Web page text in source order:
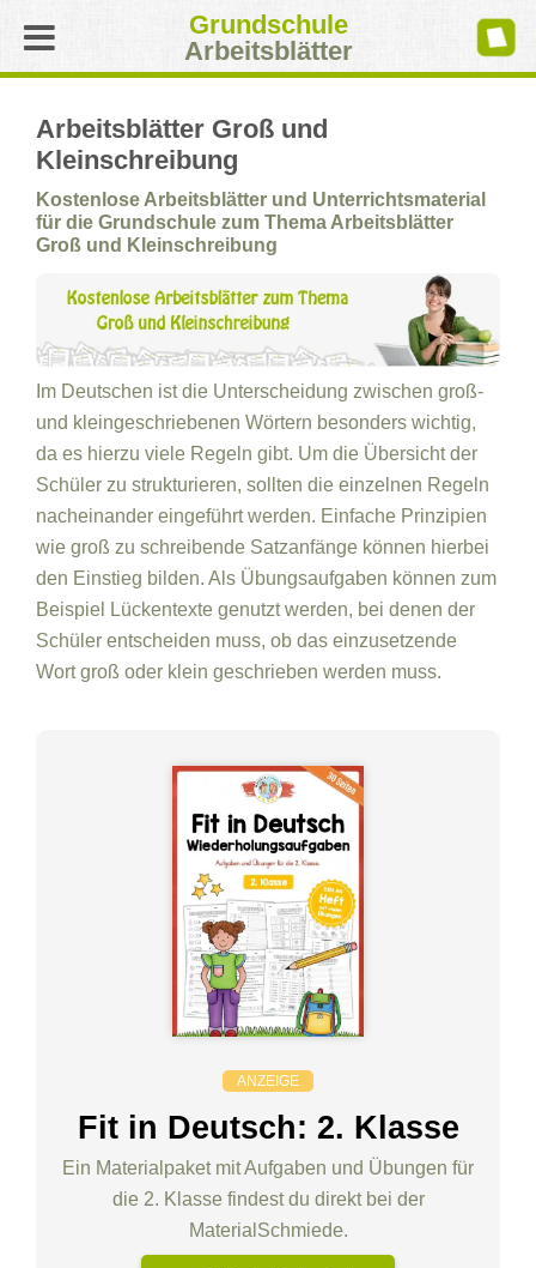
Grundschule
Arbeitsblätter
Arbeitsblätter Groß und
Kleinschreibung
Kostenlose Arbeitsblätter und Unterrichtsmaterial
für die Grundschule zum Thema Arbeitsblätter
Groß und Kleinschreibung
Im Deutschen ist die Unterscheidung zwischen groß-
und kleingeschriebenen Wörtern besonders wichtig,
da es hierzu viele Regeln gibt. Um die Übersicht der
Schüler zu strukturieren, sollten die einzelnen Regeln
nacheinander eingeführt werden. Einfache Prinzipien
wie groß zu schreibende Satzanfänge können hierbei
den Einstieg bilden. Als Übungsaufgaben können zum
Beispiel Lückentexte genutzt werden, bei denen der
Schüler entscheiden muss, ob das einzusetzende
Wort groß oder klein geschrieben werden muss.
ANZEIGE
Fit in Deutsch: 2. Klasse
Ein Materialpaket mit Aufgaben und Übungen für
die 2. Klasse findest du direkt bei der
MaterialSchmiede.